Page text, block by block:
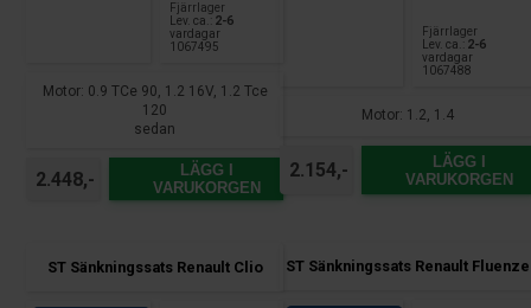
Fjärrlager
Lev. ca.:
2-6
vardagar
1067495
Motor: 0.9 TCe 90, 1.2 16V, 1.2 Tce
120
sedan
2.448,-
LÄGG I
VARUKORGEN
Fjärrlager
Lev. ca.: 2-6
vardagar
1067488
Motor: 1.2, 1.4
2.154,-
LÄGG I
VARUKORGEN
ST Sänkningssats Renault Clio ST Sänkningssats Renault Fluenze